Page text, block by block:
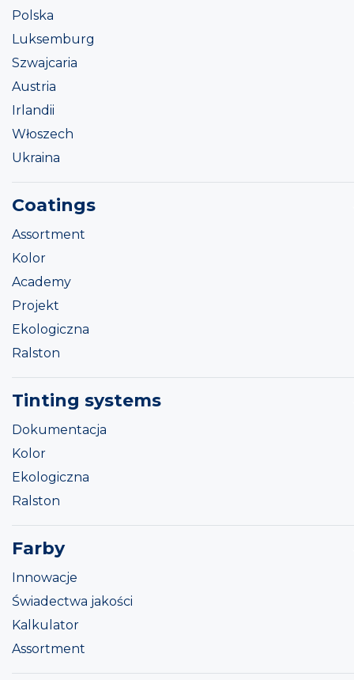
Polska
Luksemburg
Szwajcaria
Austria
Irlandii
Włoszech
Ukraina
Coatings
Assortment
Kolor
Academy
Projekt
Ekologiczna
Ralston
Tinting systems
Dokumentacja
Kolor
Ekologiczna
Ralston
Farby
Innowacje
Świadectwa jakości
Kalkulator
Assortment